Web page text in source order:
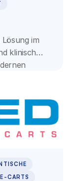
im
klinisch
CARTS